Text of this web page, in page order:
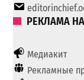
РЕКЛАМА
Медиакит
Рекламные